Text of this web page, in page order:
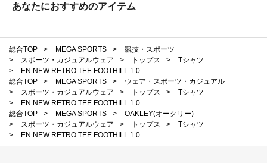
あなたにおすすめのアイテム
総合TOP > MEGA SPORTS >
競技・スポーツ
>
スポーツ・カジュアルウェア > トップス >
Tシャツ
>
EN NEW RETRO TEE FOOTHILL 1.0
総合TOP
> MEGA SPORTS >
ウェア・スポーツ・カジュアル
>
スポーツ・カジュアルウェア > トップス >
Tシャツ
>
EN NEW RETRO TEE FOOTHILL 1.0
総合TOP
> MEGA SPORTS >
OAKLEY(オークリー)
>
スポーツ・カジュアルウェア > トップス >
Tシャツ
>
EN NEW RETRO TEE FOOTHILL 1.0